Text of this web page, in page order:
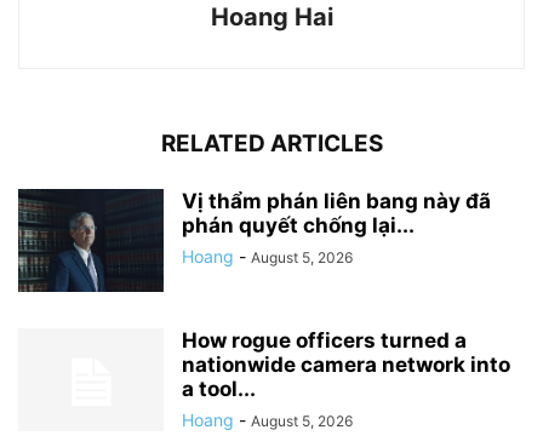
Hoang Hai
RELATED ARTICLES
Vị thẩm phán liên bang này đã
phán quyết chống lại...
Hoang - August 5, 2026
How rogue officers turned a
nationwide camera network into
a tool...
Hoang - August 5, 2026